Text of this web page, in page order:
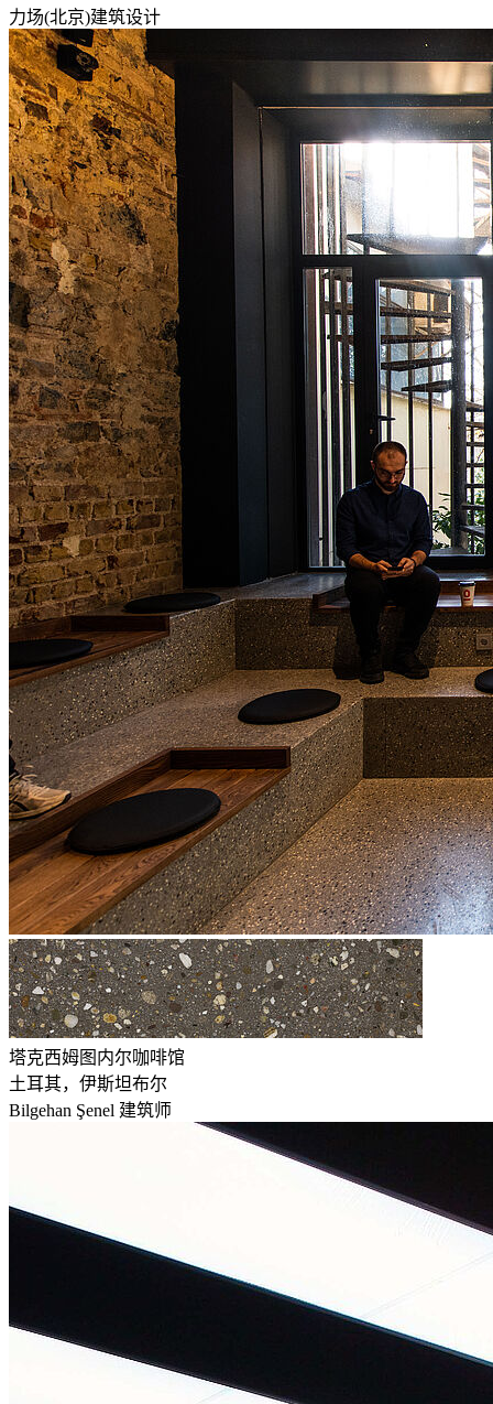
力场(北京)建筑设计
塔克西姆图内尔咖啡馆
土耳其，伊斯坦布尔
Bilgehan Şenel 建筑师